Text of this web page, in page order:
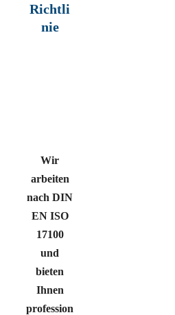
Richtli
nie
Wir
arbeiten
nach DIN
EN ISO
17100
und
bieten
Ihnen
profession